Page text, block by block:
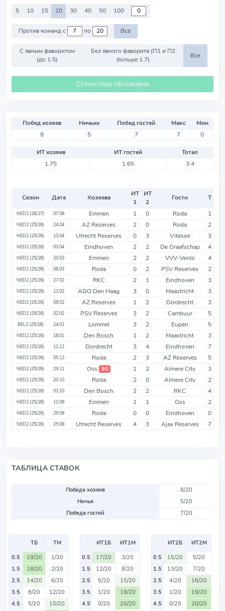
5 10 15 20 30 40 50 100
Против команд с по Все
С явным фаворитом
(до 1.5)
Без явного фаворита (П1 и П2
больше 1.7)
Все
Статистика обновлена
Побед хозяев Ничьих Побед гостей Макс
Мин
8
5 7 7 0
ИТ хозяев ИТ гостей
Тотал
1.75
1.65 3.4
Сезон Дата Хозяева
ИТ
1
ИТ
2
Гости Т
NED2 (26/27) 07.08 Emmen 1 0 Roda 1
NED2 (25/26) 24.04 AZ Reserves 2 0 Roda 2
NED2 (25/26) 13.04 Utrecht Reserves 0 3 Vitesse 3
NED2 (25/26) 03.04 Eindhoven 2 2 De Graafschap 4
NED2 (25/26) 20.03 Emmen 2 2 VVV-Venlo 4
NED2 (25/26) 06.03 Roda 0 2 PSV Reserves 2
NED2 (25/26) 27.02 RKC 2 1 Eindhoven 3
NED2 (25/26) 13.02 ADO Den Haag 3 0 Maastricht 3
NED2 (25/26) 09.02 AZ Reserves 1 2 Dordrecht 3
NED2 (25/26) 02.02 PSV Reserves 3 2 Cambuur 5
BEL2 (25/26) 24.01 Lommel 3 2 Eupen 5
NED2 (25/26) 18.01 Den Bosch 1 2 Maastricht 3
NED2 (25/26) 12.12 Dordrecht 3 4 Eindhoven 7
NED2 (25/26) 05.12 Roda 2 3 AZ Reserves 5
NED2 (25/26) 29.11 Oss 90 1 2 Almere City 3
NED2 (25/26) 20.10 Roda 2 0 Almere City 2
NED2 (25/26) 03.10 Den Bosch 2 2 RKC 4
NED2 (25/26) 12.09 Emmen 1 1 Oss 2
NED2 (25/26) 29.08 Roda 0 0 Eindhoven 0
NED2 (25/26) 25.08 Utrecht Reserves 4 3 Ajax Reserves 7
ТАБЛИЦА СТАВОК
Победа хозяев
8/20
Ничья
5/20
Победа гостей
7/20
ТБ
ТМ
0.5
19/20
1/20
1.5
18/20
2/20
2.5
14/20
6/20
3.5
8/20
12/20
4.5
5/20
15/20
ИТ1Б
ИТ1М
0.5
17/20
3/20
1.5
12/20
8/20
2.5
5/20
15/20
3.5
1/20
19/20
4.5
0/20 20/20
ИТ2Б
ИТ2М
0.5
15/20
5/20
1.5
13/20
7/20
2.5
4/20
16/20
3.5
1/20
19/20
4.5
0/20 20/20